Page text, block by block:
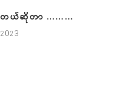
တယ်ဆိုတာ ………